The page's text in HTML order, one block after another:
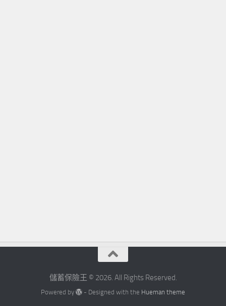
儲蓄保險王 © 2026. All Rights Reserved.
Powered by - Designed with the Hueman theme